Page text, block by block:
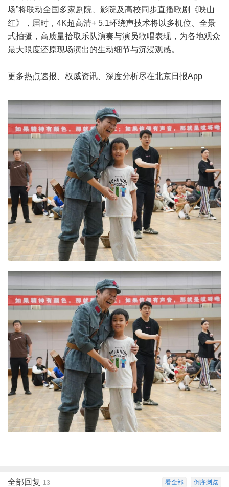
场”将联动全国多家剧院、影院及高校同步直播歌剧《映山
红》，届时，4K超高清+ 5.1环绕声技术将以多机位、全景
式拍摄，高质量拾取乐队演奏与演员歌唱表现，为各地观众
最大限度还原现场演出的生动细节与沉浸观感。
更多热点速报、权威资讯、深度分析尽在北京日报App
倒序浏览
看全部
全部回复 13